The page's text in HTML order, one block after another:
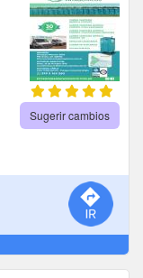
Sugerir cambios